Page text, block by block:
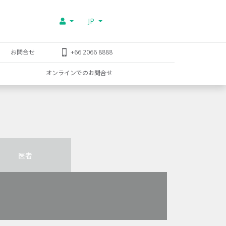
JP
お問合せ +66 2066 8888
オンラインでのお問合せ
医者